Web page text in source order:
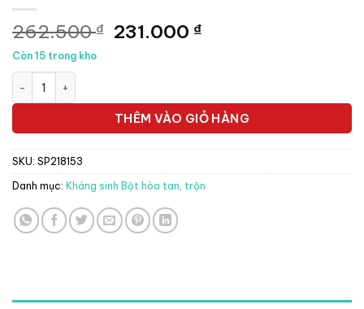
262.500₫ Giá
231.000 ₫Giá
231.000 ₫.
Còn 15 trong kho
THÊM VÀO GIỎ HÀNG
SKU: SP218153
Danh mục: Kháng sinh Bột hòa tan, trộn